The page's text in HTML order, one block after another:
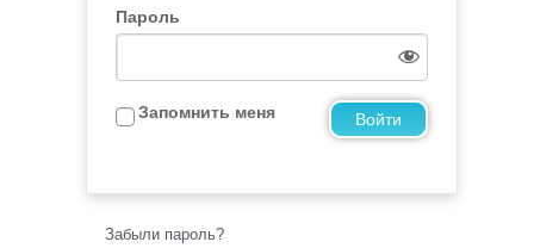
Пароль
Запомнить меня
Забыли пароль?